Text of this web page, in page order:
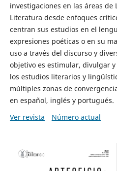
investigaciones en las áreas de
Literatura desde enfoques
centran sus estudios en el
expresiones poéticas o en su
uso a través del discurso y
objetivo es estimular, divulgar
los estudios literarios y
múltiples zonas de
en español, inglés y portugués.
Ver revista
Número actual